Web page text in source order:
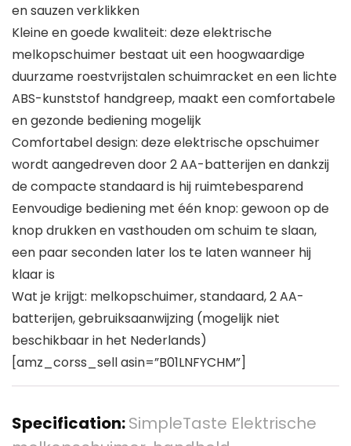
en sauzen verklikken
Kleine en goede kwaliteit: deze elektrische
melkopschuimer bestaat uit een hoogwaardige
duurzame roestvrijstalen schuimracket en een lichte
ABS-kunststof handgreep, maakt een comfortabele
en gezonde bediening mogelijk
Comfortabel design: deze elektrische opschuimer
wordt aangedreven door 2 AA-batterijen en dankzij
de compacte standaard is hij ruimtebesparend
Eenvoudige bediening met één knop: gewoon op de
knop drukken en vasthouden om schuim te slaan,
een paar seconden later los te laten wanneer hij
klaar is
Wat je krijgt: melkopschuimer, standaard, 2 AA-
batterijen, gebruiksaanwijzing (mogelijk niet
beschikbaar in het Nederlands)
[amz_corss_sell asin=”B01LNFYCHM”]
Specification:SimpleTaste Elektrische